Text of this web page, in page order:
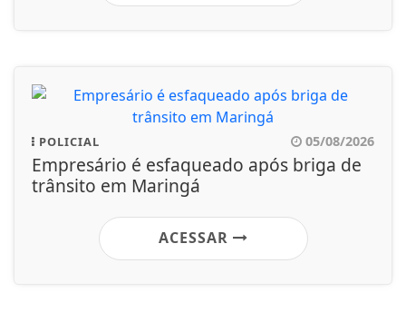
POLICIAL 05/08/2026
Empresário é esfaqueado após briga de
trânsito em Maringá
ACESSAR